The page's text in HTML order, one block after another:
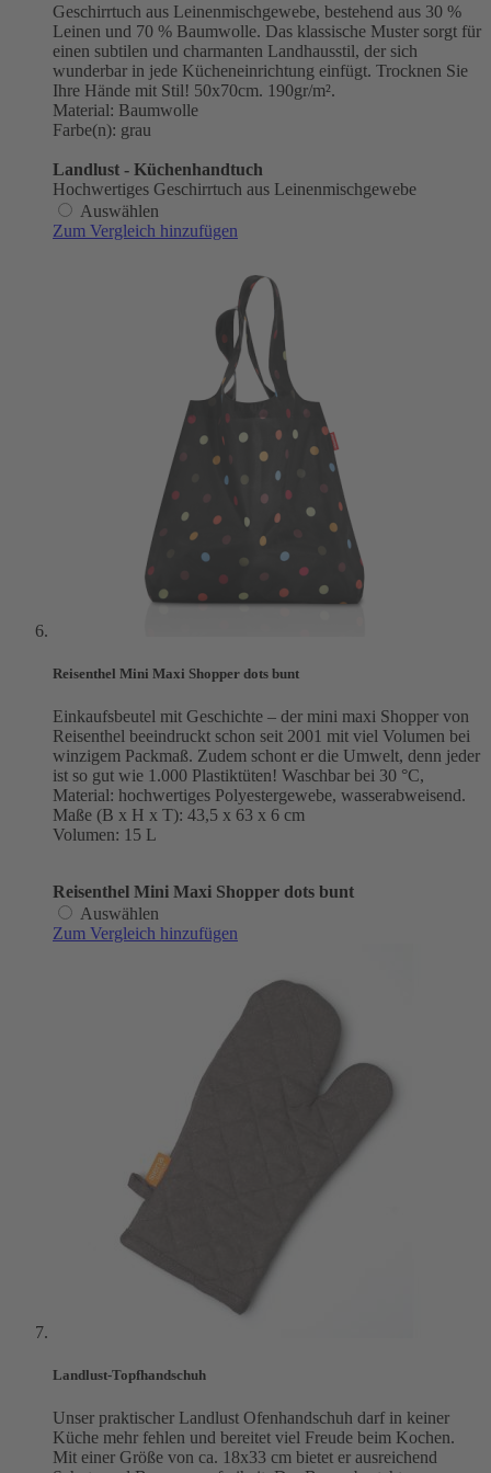
Geschirrtuch aus Leinenmischgewebe, bestehend aus 30 %
Leinen und 70 % Baumwolle. Das klassische Muster sorgt für
einen subtilen und charmanten Landhausstil, der sich
wunderbar in jede Kücheneinrichtung einfügt. Trocknen Sie
Ihre Hände mit Stil! 50x70cm. 190gr/m².
Material: Baumwolle
Farbe(n): grau
Landlust - Küchenhandtuch
Hochwertiges Geschirrtuch aus Leinenmischgewebe
Auswählen
Zum Vergleich hinzufügen
Reisenthel Mini Maxi Shopper dots bunt
Einkaufsbeutel mit Geschichte – der mini maxi Shopper von
Reisenthel beeindruckt schon seit 2001 mit viel Volumen bei
winzigem Packmaß. Zudem schont er die Umwelt, denn jeder
ist so gut wie 1.000 Plastiktüten! Waschbar bei 30 °C,
Material: hochwertiges Polyestergewebe, wasserabweisend.
Maße (B x H x T): 43,5 x 63 x 6 cm
Volumen: 15 L
Reisenthel Mini Maxi Shopper dots bunt
Auswählen
Zum Vergleich hinzufügen
Landlust-Topfhandschuh
Unser praktischer Landlust Ofenhandschuh darf in keiner
Küche mehr fehlen und bereitet viel Freude beim Kochen.
Mit einer Größe von ca. 18x33 cm bietet er ausreichend